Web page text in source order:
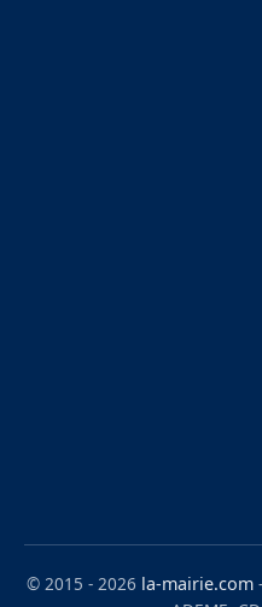
© 2015 - 2026 la-mairie.com